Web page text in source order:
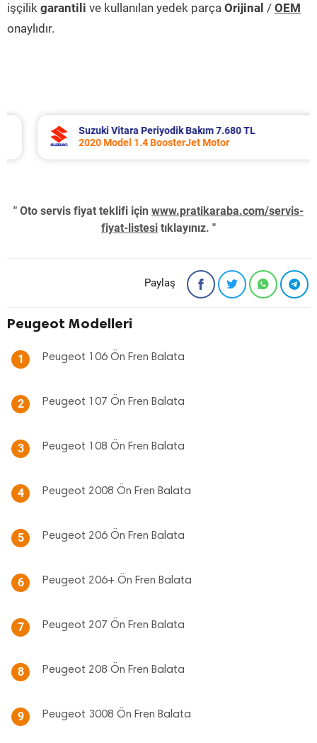
işçilik garantili ve kullanılan yedek parça Orijinal / OEM
onaylıdır.
Suzuki Vitara Periyodik Bakım 7.680 TL
2020 Model 1.4 BoosterJet Motor
" Oto servis fiyat teklifi için www.pratikaraba.com/servis-
fiyat-listesi tıklayınız. "
Paylaş
Peugeot Modelleri
1 Peugeot 106 Ön Fren Balata
2 Peugeot 107 Ön Fren Balata
3 Peugeot 108 Ön Fren Balata
4 Peugeot 2008 Ön Fren Balata
5 Peugeot 206 Ön Fren Balata
6 Peugeot 206+ Ön Fren Balata
7 Peugeot 207 Ön Fren Balata
8 Peugeot 208 Ön Fren Balata
9 Peugeot 3008 Ön Fren Balata